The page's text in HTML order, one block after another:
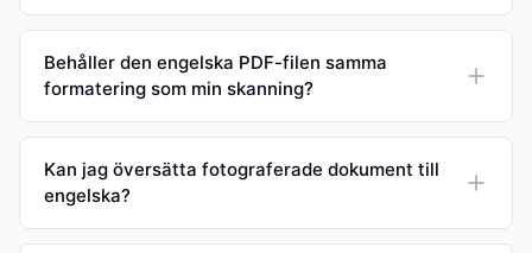
Behåller den engelska PDF-filen samma
formatering som min skanning?
Kan jag översätta fotograferade dokument till
engelska?